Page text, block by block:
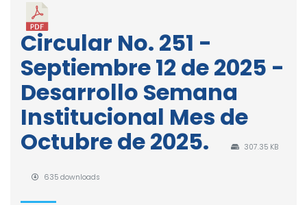
Circular No. 251 -
Septiembre 12 de 2025 -
Desarrollo Semana
Institucional Mes de
Octubre de 2025.
307.35 KB
635 downloads